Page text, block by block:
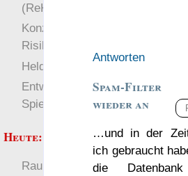
Antworten
Spam-Filter
wieder an
…und in der
ich gebraucht
die
(ReKa)
Konzept für Schwächen:
Risiko
Heldendokument
Entwicklung von
Spielwelten
more
Heute:
RaumZeit
Welten